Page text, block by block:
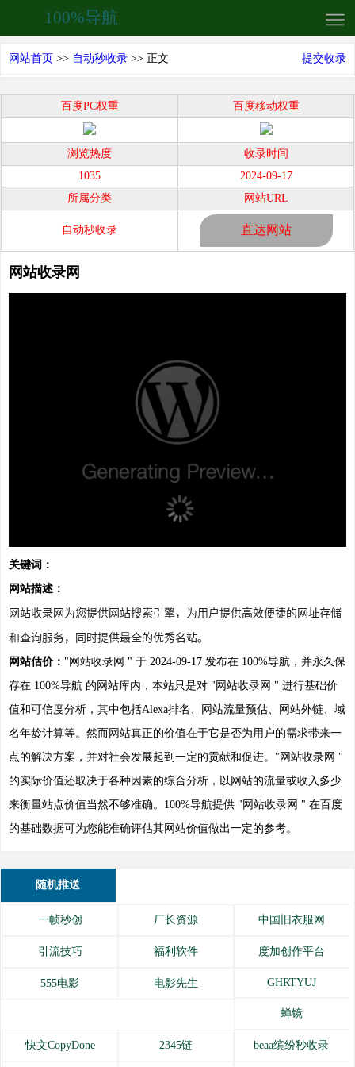
100%导航
网站首页 >> 自动秒收录 >> 正文 提交收录
百度PC权重 百度移动权重
浏览热度
收录时间
1035
2024-09-17
所属分类
网站URL
自动秒收录 直达网站
网站收录网
关键词：
网站描述：
网站收录网为您提供网站搜索引擎，为用户提供高效便捷的网址存储
和查询服务，同时提供最全的优秀名站。
网站估价： "网站收录网 " 于 2024-09-17 发布在 100%导航，并永久保
存在 100%导航 的网站库内，本站只是对 "网站收录网 " 进行基础价
值和可信度分析，其中包括Alexa排名、网站流量预估、网站外链、域
名年龄计算等。然而网站真正的价值在于它是否为用户的需求带来一
点的解决方案，并对社会发展起到一定的贡献和促进。"网站收录网 "
的实际价值还取决于各种因素的综合分析，以网站的流量或收入多少
来衡量站点价值当然不够准确。100%导航提供 "网站收录网 " 在百度
的基础数据可为您能准确评估其网站价值做出一定的参考。
随机推送
一帧秒创 厂长资源 中国旧衣服网
引流技巧 福利软件 度加创作平台
555电影 电影先生 GHRTYUJ
蝉镜
快文CopyDone 2345链 beaa缤纷秒收录